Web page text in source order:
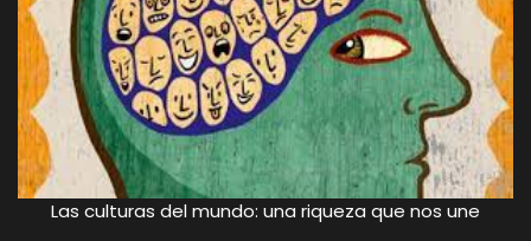
Las culturas del mundo: una riqueza que nos une